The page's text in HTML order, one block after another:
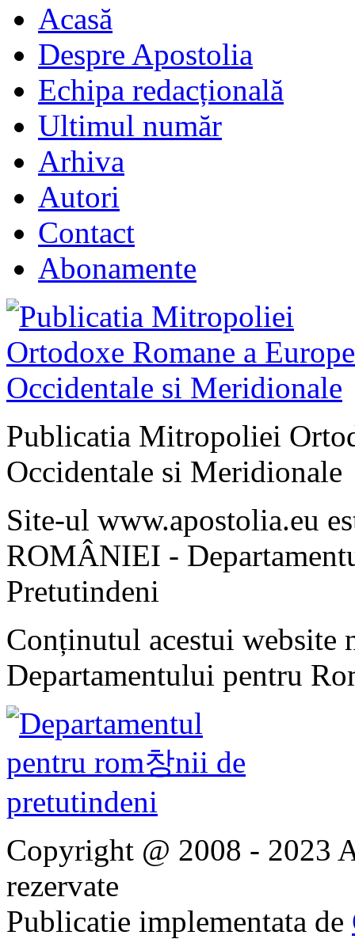
Acasă
Despre Apostolia
Echipa redacțională
Ultimul număr
Arhiva
Autori
Contact
Abonamente
Publicatia Mitropoliei
Occidentale si Meridionale
Site-ul www.apostolia.eu
ROMÂNIEI -
Pretutindeni
Conținutul acestui website
Departamentului pentru
Copyright @ 2008 - 2023
rezervate
Publicatie implementata de